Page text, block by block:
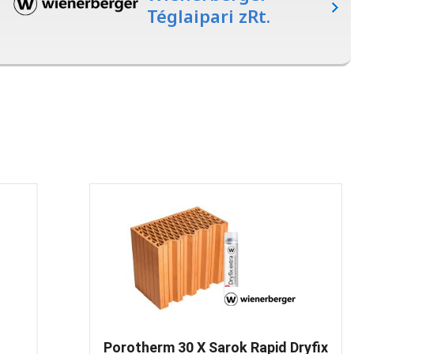
Téglaipari zRt.
Porotherm 30 X Sarok Rapid Dryfix